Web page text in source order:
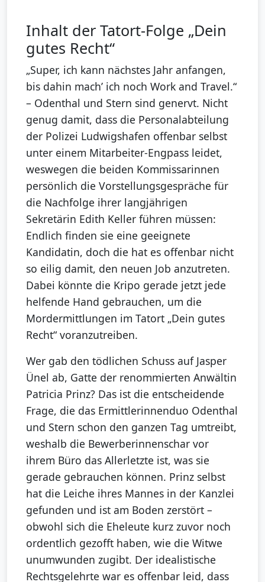
Inhalt der Tatort-Folge „Dein
gutes Recht“
„Super, ich kann nächstes Jahr anfangen,
bis dahin mach’ ich noch Work and Travel.“
– Odenthal und Stern sind genervt. Nicht
genug damit, dass die Personalabteilung
der Polizei Ludwigshafen offenbar selbst
unter einem Mitarbeiter-Engpass leidet,
weswegen die beiden Kommissarinnen
persönlich die Vorstellungsgespräche für
die Nachfolge ihrer langjährigen
Sekretärin Edith Keller führen müssen:
Endlich finden sie eine geeignete
Kandidatin, doch die hat es offenbar nicht
so eilig damit, den neuen Job anzutreten.
Dabei könnte die Kripo gerade jetzt jede
helfende Hand gebrauchen, um die
Mordermittlungen im Tatort „Dein gutes
Recht“ voranzutreiben.
Wer gab den tödlichen Schuss auf Jasper
Ünel ab, Gatte der renommierten Anwältin
Patricia Prinz? Das ist die entscheidende
Frage, die das Ermittlerinnenduo Odenthal
und Stern schon den ganzen Tag umtreibt,
weshalb die Bewerberinnenschar vor
ihrem Büro das Allerletzte ist, was sie
gerade gebrauchen können. Prinz selbst
hat die Leiche ihres Mannes in der Kanzlei
gefunden und ist am Boden zerstört –
obwohl sich die Eheleute kurz zuvor noch
ordentlich gezofft haben, wie die Witwe
unumwunden zugibt. Der idealistische
Rechtsgelehrte war es offenbar leid, dass